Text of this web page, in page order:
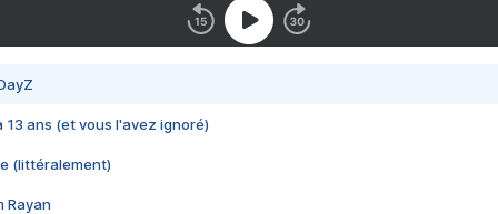
13 ans (et vous l'avez ignoré)
(littéralement)
Rayan